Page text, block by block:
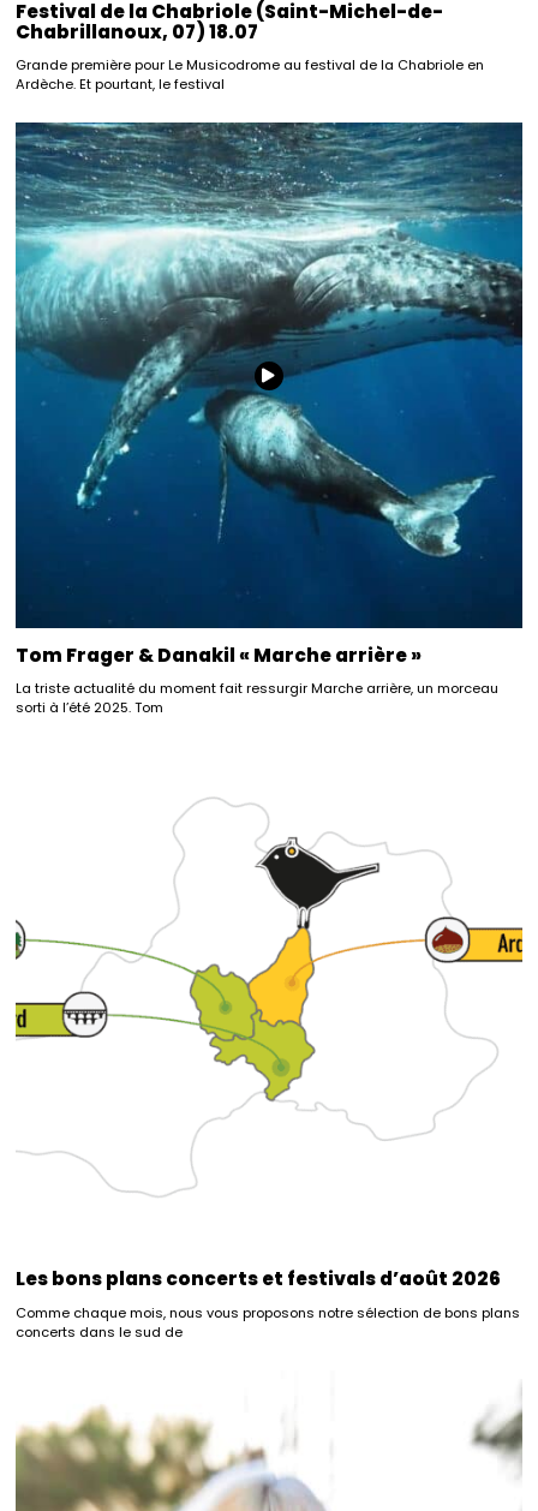
Festival de la Chabriole (Saint-Michel-de-
Chabrillanoux, 07) 18.07
Grande première pour Le Musicodrome au festival de la Chabriole en
Ardèche. Et pourtant, le festival
Tom Frager & Danakil « Marche arrière »
La triste actualité du moment fait ressurgir Marche arrière, un morceau
sorti à l’été 2025. Tom
Les bons plans concerts et festivals d’août 2026
Comme chaque mois, nous vous proposons notre sélection de bons plans
concerts dans le sud de